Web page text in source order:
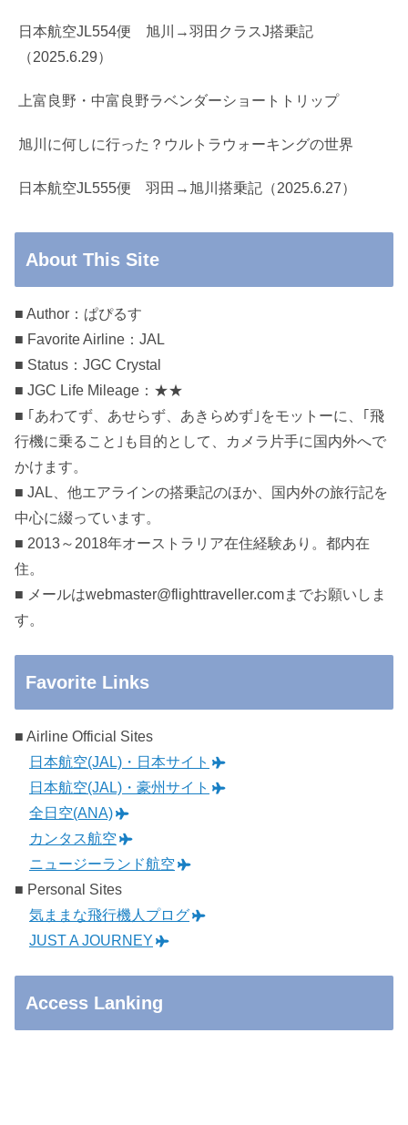
日本航空JL554便 旭川→羽田クラスJ搭乗記
（2025.6.29）
上富良野・中富良野ラベンダーショートトリップ
旭川に何しに行った？ウルトラウォーキングの世界
日本航空JL555便 羽田→旭川搭乗記（2025.6.27）
About This Site
■ Author：ぱぴるす
■ Favorite Airline：JAL
■ Status：JGC Crystal
■ JGC Life Mileage：★★
■ ｢あわてず、あせらず、あきらめず｣をモットーに、｢飛
行機に乗ること｣も目的として、カメラ片手に国内外へで
かけます。
■ JAL、他エアラインの搭乗記のほか、国内外の旅行記を
中心に綴っています。
■ 2013～2018年オーストラリア在住経験あり。都内在
住。
■ メールはwebmaster@flighttraveller.comまでお願いしま
す。
Favorite Links
■ Airline Official Sites
日本航空(JAL)・日本サイト
日本航空(JAL)・豪州サイト
全日空(ANA)
カンタス航空
ニュージーランド航空
■ Personal Sites
気ままな飛行機人プログ
JUST A JOURNEY
Access Lanking